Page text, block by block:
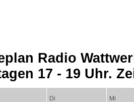
Radio
17 - 19 Uhr.
Di Mi